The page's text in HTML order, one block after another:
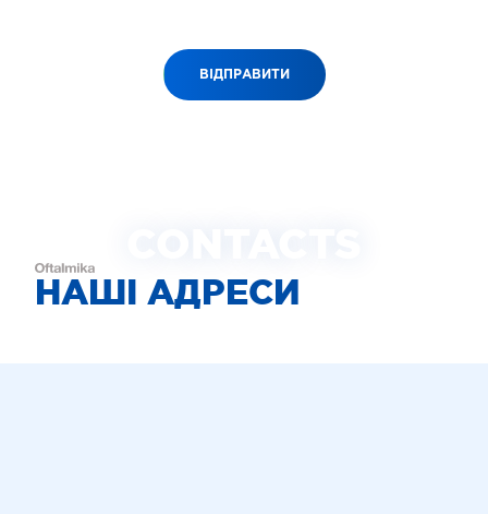
ВІДПРАВИТИ
НАШІ АДРЕСИ